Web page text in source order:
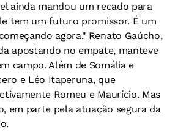
ainda mandou um recado para
tem um futuro promissor. É um
agora." Renato Gaúcho,
apostando no empate, manteve
campo. Além de Somália e
e Léo Itaperuna, que
Romeu e Maurício. Mas
em parte pela atuação segura da